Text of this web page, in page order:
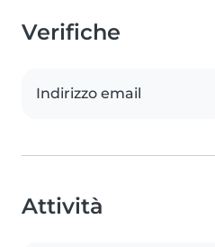
Verifiche
Indirizzo email
Attività